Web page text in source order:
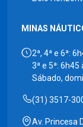
MINAS
2ª, 4ª e 6ª:
3ª e 5ª: 6h45
Sábado,
(31) 3517-
Av. Princesa